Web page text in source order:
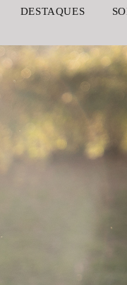
DESTAQUES